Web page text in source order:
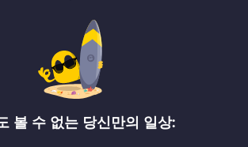
볼 수 없는 당신만의 일상: